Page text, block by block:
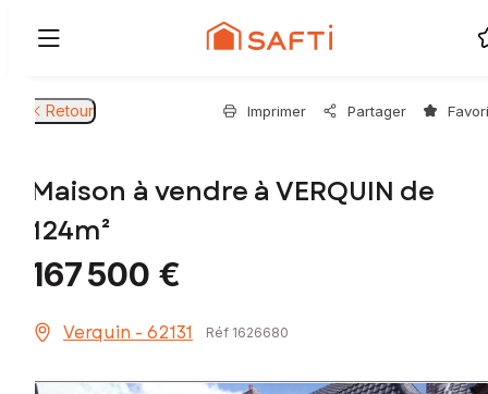
Retour Imprimer Partager
Maison à vendre à VERQUIN de
124m²
167 500 €
Verquin - 62131 Réf 1626680